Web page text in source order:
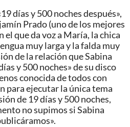
días y 500 noches después»,
Prado (uno de los mejores
que da voz a María, la chica
muy larga y la falda muy
de la relación que Sabina
y 500 noches» de su disco
conocida de todos con
para ejecutar la única tema
de 19 días y 500 noches,
no supimos si Sabina